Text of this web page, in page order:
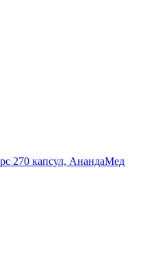
270 капсул, АнандаМед